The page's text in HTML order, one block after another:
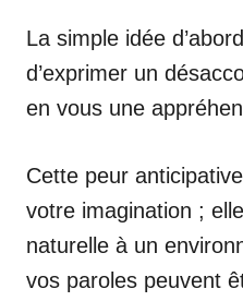
La simple idée
d’exprimer un
en vous une
Cette peur
votre imagination ;
naturelle à un
vos paroles peuvent